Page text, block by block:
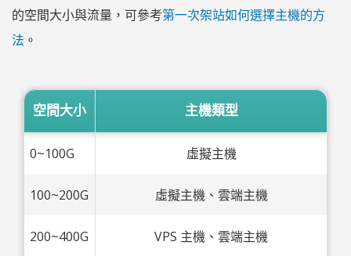
的空間大小與流量，可參考第一次架站如何選擇主機的方
法 。
空間大小 主機類型
0~100G 虛擬主機
100~200G 虛擬主機、雲端主機
200~400G VPS 主機、雲端主機